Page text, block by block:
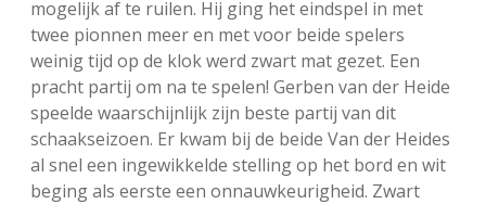
mogelijk af te ruilen. Hij ging het eindspel in met
twee pionnen meer en met voor beide spelers
weinig tijd op de klok werd zwart mat gezet. Een
pracht partij om na te spelen! Gerben van der Heide
speelde waarschijnlijk zijn beste partij van dit
schaakseizoen. Er kwam bij de beide Van der Heides
al snel een ingewikkelde stelling op het bord en wit
beging als eerste een onnauwkeurigheid. Zwart